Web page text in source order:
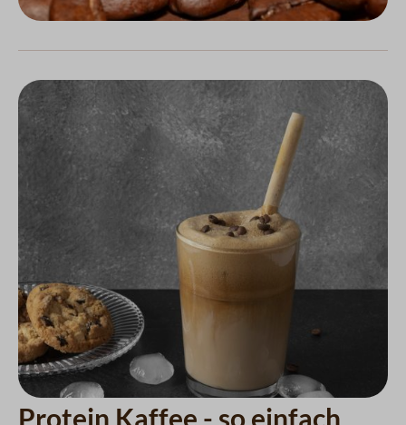
Protein Kaffee - so einfach